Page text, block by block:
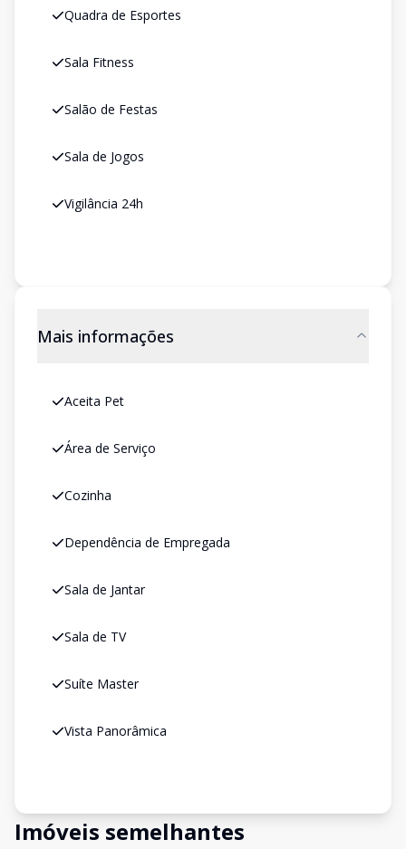
Quadra de Esportes
Sala Fitness
Salão de Festas
Sala de Jogos
Vigilância 24h
Mais informações
Aceita Pet
Área de Serviço
Cozinha
Dependência de Empregada
Sala de Jantar
Sala de TV
Suíte Master
Vista Panorâmica
Imóveis semelhantes